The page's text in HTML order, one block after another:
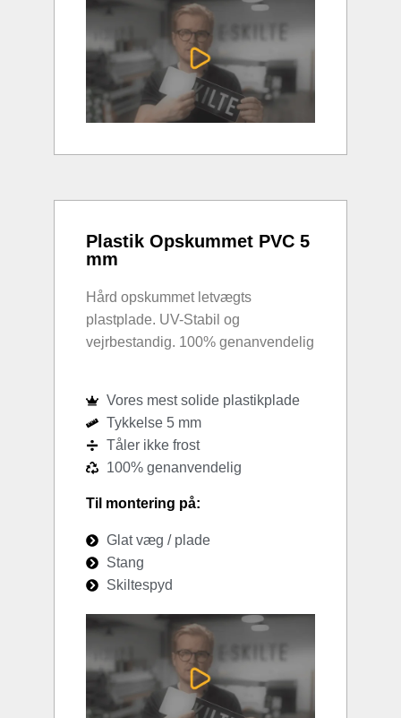
Plastik Opskummet PVC 5
mm
Hård opskummet letvægts
plastplade. UV-Stabil og
vejrbestandig. 100% genanvendelig
Vores mest solide plastikplade
Tykkelse 5 mm
Tåler ikke frost
100% genanvendelig
Til montering på:
Glat væg / plade
Stang
Skiltespyd